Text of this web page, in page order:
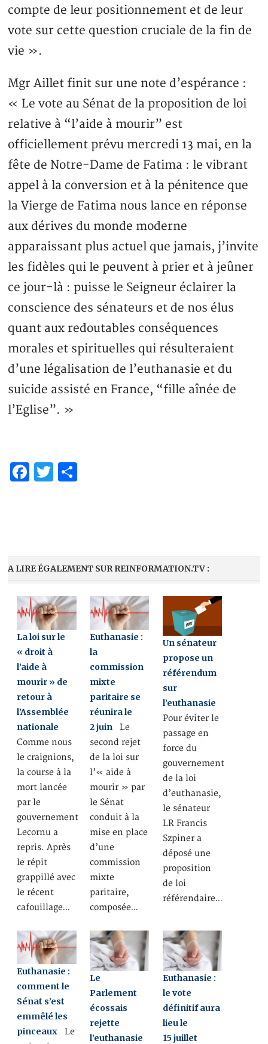
compte de leur positionnement et de leur
vote sur cette question cruciale de la fin de
vie ».
Mgr Aillet finit sur une note d’espérance :
« Le vote au Sénat de la proposition de loi
relative à “l’aide à mourir” est
officiellement prévu mercredi 13 mai, en la
fête de Notre-Dame de Fatima : le vibrant
appel à la conversion et à la pénitence que
la Vierge de Fatima nous lance en réponse
aux dérives du monde moderne
apparaissant plus actuel que jamais, j’invite
les fidèles qui le peuvent à prier et à jeûner
ce jour-là : puisse le Seigneur éclairer la
conscience des sénateurs et de nos élus
quant aux redoutables conséquences
morales et spirituelles qui résulteraient
d’une légalisation de l’euthanasie et du
suicide assisté en France, “fille aînée de
l’Eglise”. »
Facebook
Twitter
A LIRE ÉGALEMENT SUR REINFORMATION.TV :
La loi sur le
« droit à
l’aide à
mourir » de
retour à
l’Assemblée
nationale
Comme nous
le craignions,
la course à la
mort lancée
par le
gouvernement
Lecornu a
repris. Après
le répit
grappillé avec
le récent
cafouillage…
Euthanasie :
la
commission
mixte
paritaire se
réunira le
2 juin Le
second rejet
de la loi sur
l’« aide à
mourir » par
le Sénat
conduit à la
mise en place
d’une
commission
mixte
paritaire,
composée…
Un sénateur
propose un
référendum
sur
l’euthanasie
Pour éviter le
passage en
force du
gouvernement
de la loi
d’euthanasie,
le sénateur
LR Francis
Szpiner a
déposé une
proposition
de loi
référendaire…
Euthanasie :
comment le
Sénat s’est
emmêlé les
pinceaux Le
Le
Parlement
écossais
rejette
l’euthanasie
Euthanasie :
le vote
définitif aura
lieu le
15 juillet